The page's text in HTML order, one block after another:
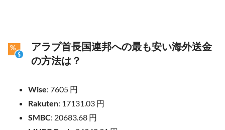
アラブ首長国連邦への最も安い海外送金
の方法は？
Wise: 7605 円
Rakuten: 17131.03 円
SMBC: 20683.68 円